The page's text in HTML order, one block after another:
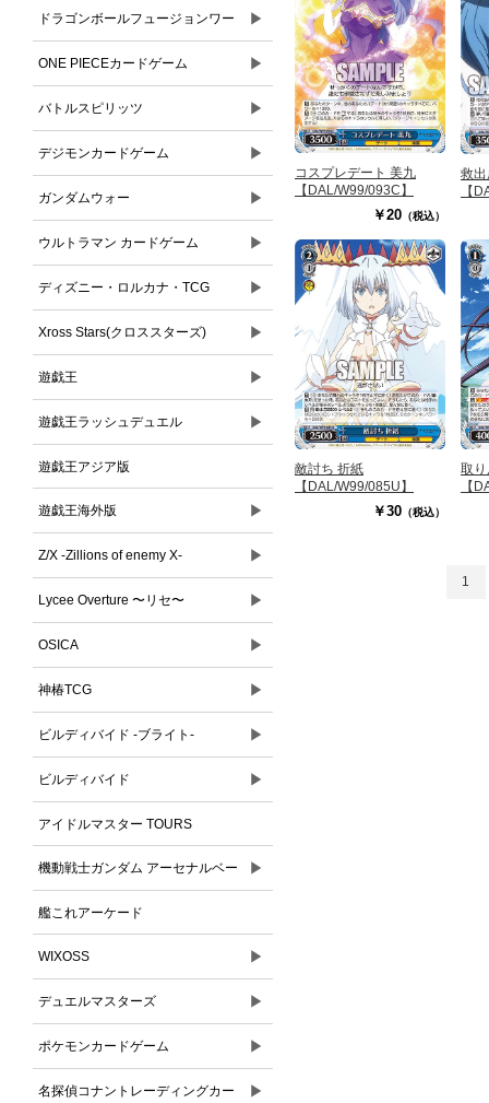
ナ】
ドラゴンボールフュージョンワー
ルド
▶
ONE PIECEカードゲーム ▶
バトルスピリッツ ▶
デジモンカードゲーム ▶
ガンダムウォー ▶
ウルトラマン カードゲーム ▶
ディズニー・ロルカナ・TCG ▶
Xross Stars(クロススターズ) ▶
遊戯王 ▶
遊戯王ラッシュデュエル ▶
遊戯王アジア版
遊戯王海外版 ▶
Z/X -Zillions of enemy X- ▶
Lycee Overture 〜リセ〜 ▶
OSICA ▶
神椿TCG ▶
ビルディバイド -ブライト- ▶
ビルディバイド ▶
アイドルマスター TOURS
機動戦士ガンダム アーセナルベー
ス
▶
艦これアーケード
WIXOSS ▶
デュエルマスターズ ▶
ポケモンカードゲーム ▶
名探偵コナントレーディングカー ▶
コスプレデート 美九
【DAL/W99/093C】
￥20 （税込）
救
【
敵討ち 折紙
【DAL/W99/085U】
￥30 （税込）
取
【
1